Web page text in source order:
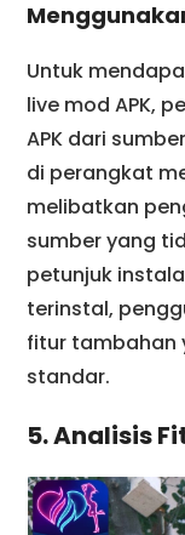
Untuk
live mod APK,
APK dari
di perangkat
melibatkan
sumber yang
petunjuk
terinstal,
fitur tambahan
standar.
5. Analisis